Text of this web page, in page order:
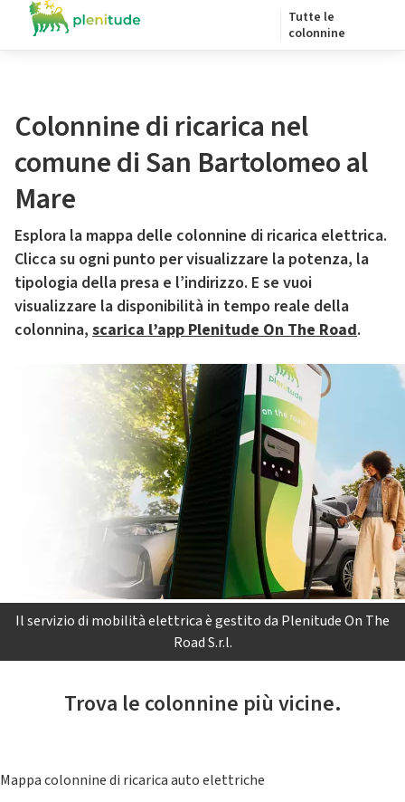
Tutte le
colonnine
Colonnine di ricarica nel
comune di San Bartolomeo al
Mare
Esplora la mappa delle colonnine di ricarica elettrica.
Clicca su ogni punto per visualizzare la potenza, la
tipologia della presa e l’indirizzo. E se vuoi
visualizzare la disponibilità in tempo reale della
colonnina, scarica l’app Plenitude On The Road.
Il servizio di mobilità elettrica è gestito da Plenitude On The
Road S.r.l.
Trova le colonnine più vicine.
Mappa colonnine di ricarica auto elettriche